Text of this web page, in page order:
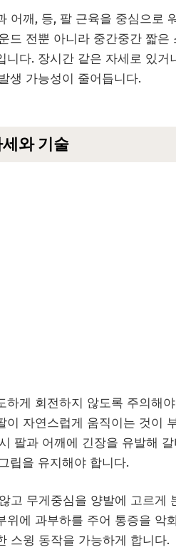
어깨, 등, 팔 근육을 중심으로
드 전뿐 아니라 중간중간 짧은
니다. 장시간 같은 자세로 있거
생 가능성이 줄어듭니다.
와 기술
하게 회전하지 않도록 주의해
이 자연스럽게 움직이는 것이
팔과 어깨에 긴장을 유발해
립을 유지해야 합니다.
고 무게중심을 양발에 고르게
위에 과부하를 주어 통증을 악
스윙 동작을 가능하게 합니다.